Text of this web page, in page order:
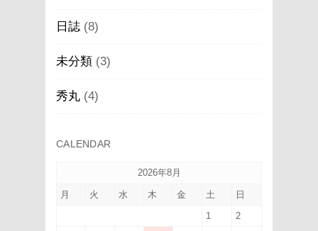
日誌 (8)
未分類 (3)
秀丸 (4)
CALENDAR
2026年8月
月 火 水 木 金 土 日
1
2